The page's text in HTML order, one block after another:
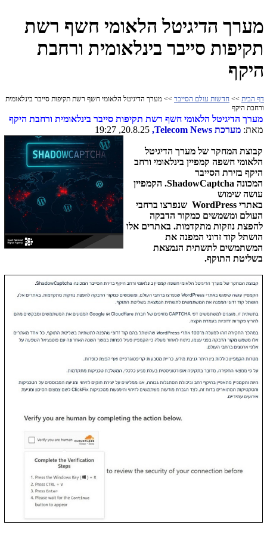
מערך הדיגיטל הלאומי חשף רשת
תקיפות סייבר בינלאומית ורחבת
היקף
דף הבית >> חדשות עולם הסייבר >> מערך הדיגיטל הלאומי חשף רשת תקיפות סייבר בינלאומית
ורחבת היקף
מערך הדיגיטל הלאומי חשף רשת תקיפות סייבר בינלאומית ורחבת היקף
מאת: מערכת Telecom News
,
קבוצת המחקר של מערך הדיגיטל
הלאומי חשפה קמפיין בינלאומי ורחב
היקף בזירת הסייבר
המכונה .ShadowCaptcha הקמפיין
עושה שימוש
באתרי WordPress שנפרצו ברחבי
העולם ומשמשים כמקור הדבקה
להפצת נוזקות מתקדמות. באתרים אלו
הושתל קוד זדוני המפנה את
המשתמשים לתשתית הנמצאת
בשליטת התוקף.